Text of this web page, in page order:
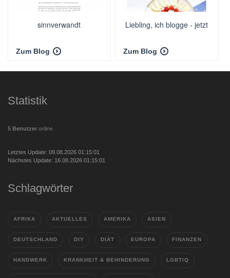
sinnverwandt
Zum Blog
Liebling, ich blogge - jetzt
Zum Blog
Statistik
5 Benutzer online
Letztes Update: 09.08.2026 01:15:01
Nächstes Update: 16.08.2026 01:15:01
Schlagwörter
AFRIKA AKTUELLES AMERIKA ASIEN
DEUTSCHLAND DIY DIÄT EUROPA FINANZEN
HANDWERK KRANKHEIT & BEHINDERUNG LGBTIQ